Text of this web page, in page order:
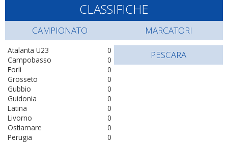
CLASSIFICHE
CAMPIONATO
0
Atalanta U23
0
Campobasso
0
Forlì
0
Grosseto
0
Gubbio
0
Guidonia
0
Latina
0
Livorno
0
Ostiamare
0
Perugia
MARCATORI
PESCARA